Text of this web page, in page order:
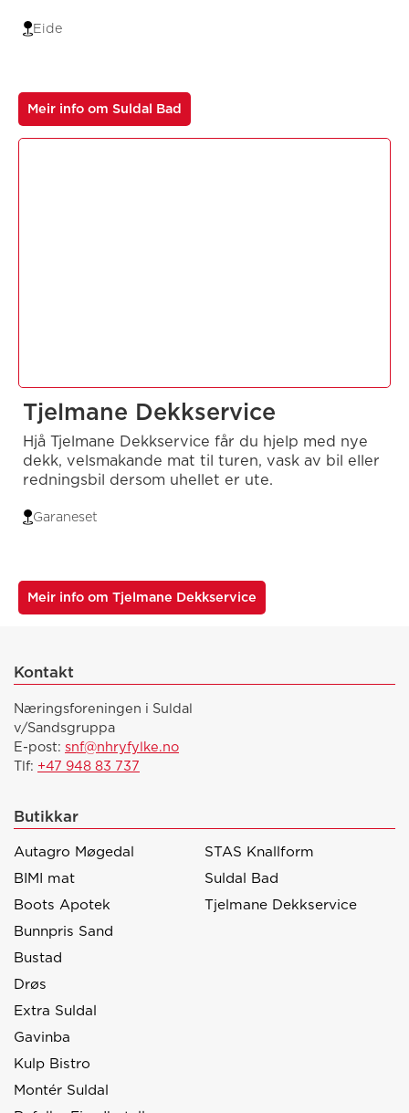
Eide
Meir info om Suldal Bad
Tjelmane Dekkservice
Hjå Tjelmane Dekkservice får du hjelp med nye
dekk, velsmakande mat til turen, vask av bil eller
redningsbil dersom uhellet er ute.
Garaneset
Meir info om Tjelmane Dekkservice
Kontakt
Næringsforeningen i Suldal
v/Sandsgruppa
E-post: snf@nhryfylke.no
Tlf: +47 948 83 737
Butikkar
Autagro Møgedal
BIMI mat
Boots Apotek
Bunnpris Sand
Bustad
Drøs
Extra Suldal
Gavinba
Kulp Bistro
Montér Suldal
STAS Knallform
Suldal Bad
Tjelmane Dekkservice